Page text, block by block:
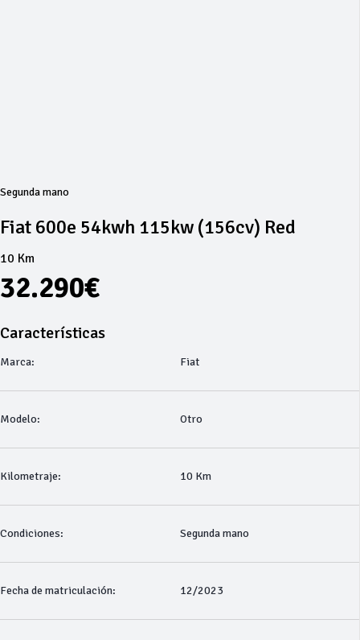
Segunda mano
Fiat 600e 54kwh 115kw (156cv) Red
10 Km
32.290€
Características
Marca: Fiat
Modelo: Otro
Kilometraje: 10 Km
Condiciones: Segunda mano
Fecha de matriculación: 12/2023